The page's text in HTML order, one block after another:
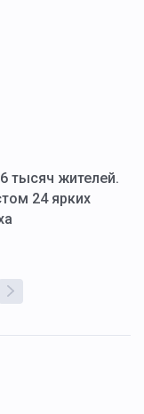
тысяч жителей.
24 ярких